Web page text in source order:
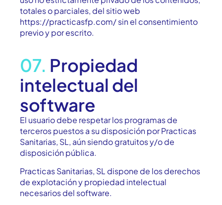
totales o parciales, del sitio web
https://practicasfp.com/ sin el consentimiento
previo y por escrito.
07. Propiedad
intelectual del
software
El usuario debe respetar los programas de
terceros puestos a su disposición por Practicas
Sanitarias, SL, aún siendo gratuitos y/o de
disposición pública.
Practicas Sanitarias, SL dispone de los derechos
de explotación y propiedad intelectual
necesarios del software.